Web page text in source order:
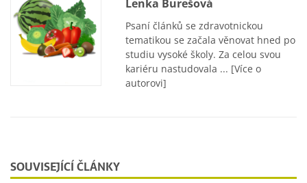
Lenka Burešová
Psaní článků se zdravotnickou
tematikou se začala věnovat hned po
studiu vysoké školy. Za celou svou
kariéru nastudovala ... [Více o
autorovi]
SOUVISEJÍCÍ ČLÁNKY